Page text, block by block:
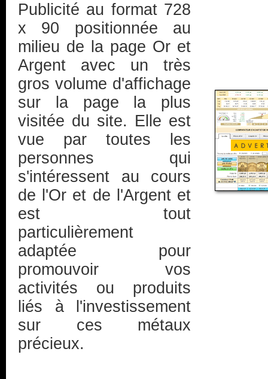
Publicité au format 728
x 90 positionnée au
milieu de la page Or et
Argent avec un très
gros volume d'affichage
sur la page la plus
visitée du site. Elle est
vue par toutes les
personnes qui
s'intéressent au cours
de l'Or et de l'Argent et
est tout
particulièrement
adaptée pour
promouvoir vos
activités ou produits
liés à l'investissement
sur ces métaux
précieux.